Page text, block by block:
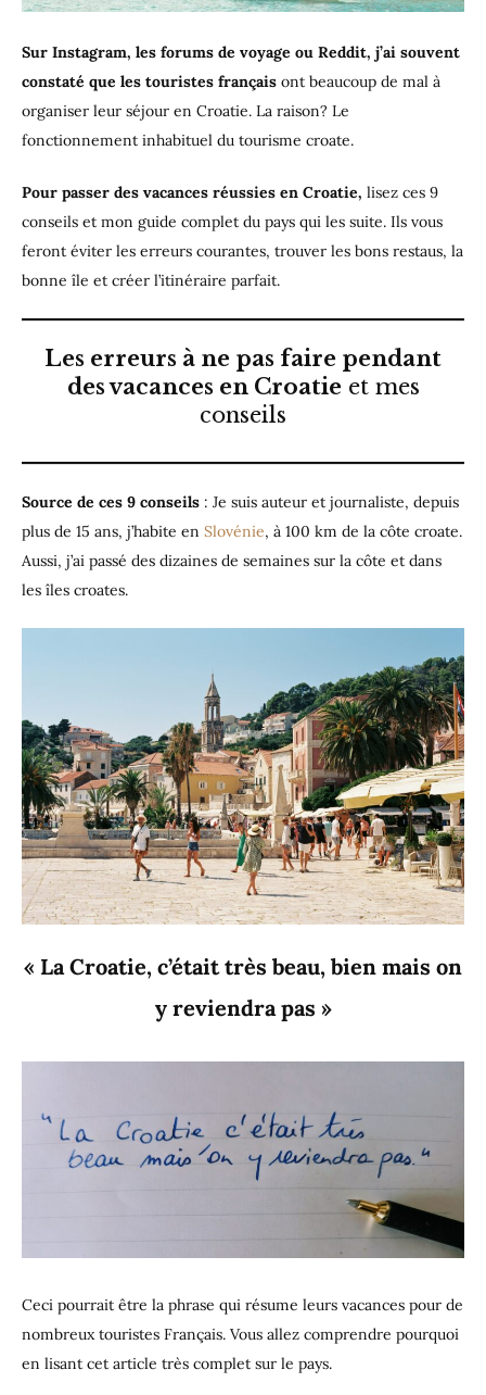
Sur Instagram, les forums de voyage ou Reddit, j’ai souvent
constaté que les touristes français ont beaucoup de mal à
organiser leur séjour en Croatie. La raison? Le
fonctionnement inhabituel du tourisme croate.
Pour passer des vacances réussies en Croatie, lisez ces 9
conseils et mon guide complet du pays qui les suite. Ils vous
feront éviter les erreurs courantes, trouver les bons restaus, la
bonne île et créer l’itinéraire parfait.
Les erreurs à ne pas faire pendant
des vacances en Croatieet mes
conseils
Source de ces 9 conseils : Je suis auteur et journaliste, depuis
plus de 15 ans, j’habite en Slovénie, à 100 km de la côte croate.
Aussi, j’ai passé des dizaines de semaines sur la côte et dans
les îles croates.
« La Croatie, c’était très beau, bien mais on
y reviendra pas »
Ceci pourrait être la phrase qui résume leurs vacances pour de
nombreux touristes Français. Vous allez comprendre pourquoi
en lisant cet article très complet sur le pays.